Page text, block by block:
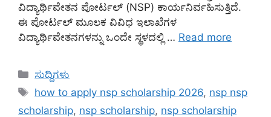
ವಿದ್ಯಾರ್ಥಿವೇತನ ಪೋರ್ಟಲ್ (NSP) ಕಾರ್ಯನಿರ್ವಹಿಸುತ್ತಿದೆ.
ಈ ಪೋರ್ಟಲ್ ಮೂಲಕ ವಿವಿಧ ಇಲಾಖೆಗಳ
ವಿದ್ಯಾರ್ಥಿವೇತನಗಳನ್ನು ಒಂದೇ ಸ್ಥಳದಲ್ಲಿ … Read more
Categories
ಸುದ್ದಿಗಳು
Tags
how to apply nsp scholarship 2026, nsp nsp
scholarship, nsp scholarship, nsp scholarship